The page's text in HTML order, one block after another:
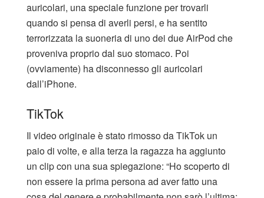
auricolari, una speciale funzione per trovarli
quando si pensa di averli persi, e ha sentito
terrorizzata la suoneria di uno dei due AirPod che
proveniva proprio dal suo stomaco. Poi
(ovviamente) ha disconnesso gli auricolari
dall’iPhone.
TikTok
Il video originale è stato rimosso da TikTok un
paio di volte, e alla terza la ragazza ha aggiunto
un clip con una sua spiegazione: “Ho scoperto di
non essere la prima persona ad aver fatto una